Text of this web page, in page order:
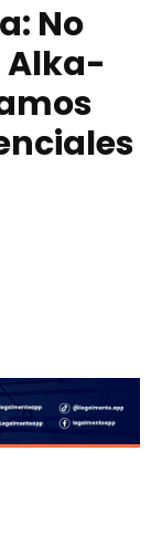
No
Alka-